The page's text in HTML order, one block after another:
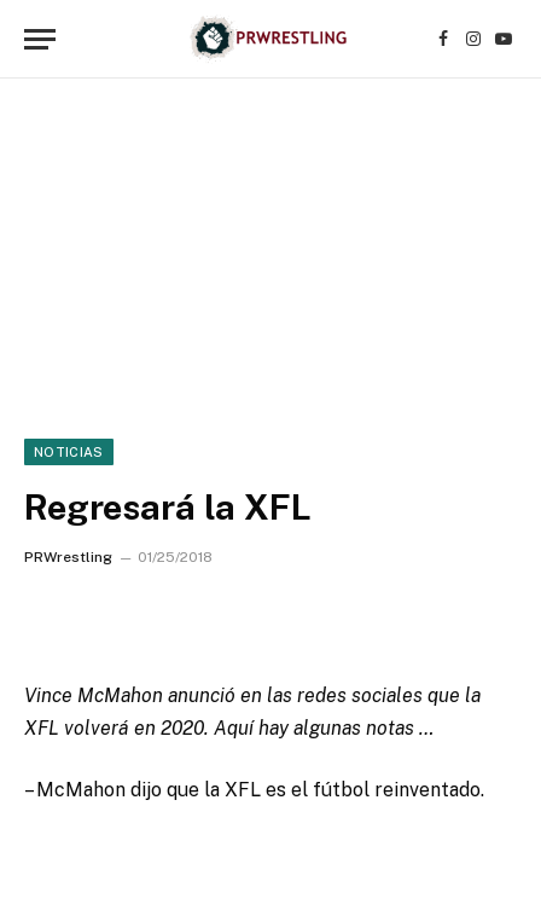
Facebook
NOTICIAS
Regresará la XFL
PRWrestling 01/25/2018
Vince McMahon anunció en las redes sociales que la
XFL volverá en 2020. Aquí hay algunas notas …
– McMahon dijo que la XFL es el fútbol reinventado.